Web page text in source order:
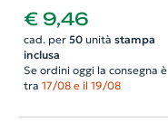
A4 e vari scomparti
interni
€ 9,46
cad. per 50unità stampa
inclusa
Se ordini oggi la consegna è
tra 17/08 e il 19/08